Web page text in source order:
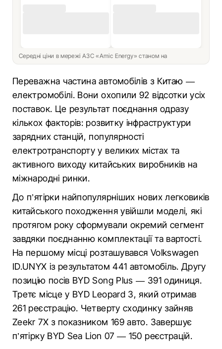
Середні ціни в мережі АЗС «Amic Energy» станом на
Переважна частина автомобілів з Китаю —
електромобілі. Вони охопили 92 відсотки усіх
поставок. Це результат поєднання одразу
кількох факторів: розвитку інфраструктури
зарядних станцій, популярності
електротранспорту у великих містах та
активного виходу китайських виробників на
міжнародні ринки.
До п’ятірки найпопулярніших нових легковиків
китайського походження увійшли моделі, які
протягом року сформували окремий сегмент
завдяки поєднанню комплектації та вартості.
На першому місці розташувався Volkswagen
ID.UNYX із результатом 441 автомобіль. Другу
позицію посів BYD Song Plus — 391 одиниця.
Третє місце у BYD Leopard 3, який отримав
261 реєстрацію. Четверту сходинку зайняв
Zeekr 7X з показником 169 авто. Завершує
п’ятірку BYD Sea Lion 07 — 150 реєстрацій.